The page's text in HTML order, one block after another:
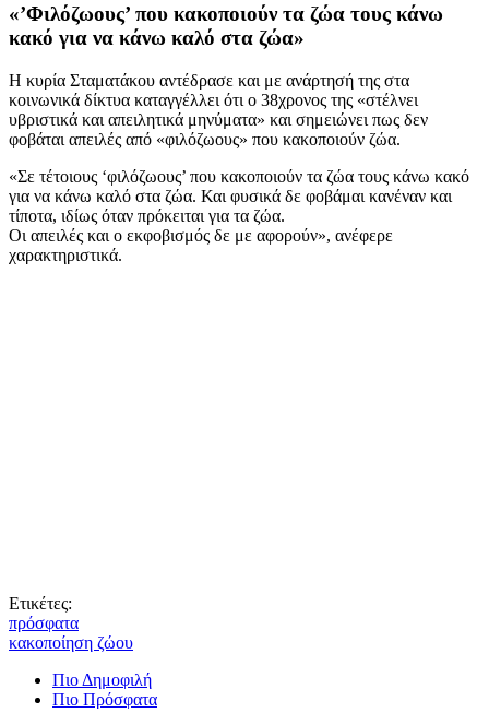
«’Φιλόζωους’ που κακοποιούν τα ζώα τους κάνω
κακό για να κάνω καλό στα ζώα»
Η κυρία Σταματάκου αντέδρασε και με ανάρτησή της στα
κοινωνικά δίκτυα καταγγέλλει ότι ο 38χρονος της «στέλνει
υβριστικά και απειλητικά μηνύματα» και σημειώνει πως δεν
φοβάται απειλές από «φιλόζωους» που κακοποιούν ζώα.
«Σε τέτοιους ‘φιλόζωους’ που κακοποιούν τα ζώα τους κάνω κακό
για να κάνω καλό στα ζώα. Και φυσικά δε φοβάμαι κανέναν και
τίποτα, ιδίως όταν πρόκειται για τα ζώα.
Οι απειλές και ο εκφοβισμός δε με αφορούν», ανέφερε
χαρακτηριστικά.
Ετικέτες:
πρόσφατα
κακοποίηση ζώου
Πιο Δημοφιλή
Πιο Πρόσφατα